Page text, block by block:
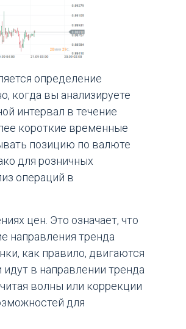
определение
когда вы анализируете
интервал в течение
короткие временные
позицию по валюте
для розничных
операций в
цен. Это означает, что
направления тренда
как правило, двигаются
в направлении тренда
волны или коррекции
для